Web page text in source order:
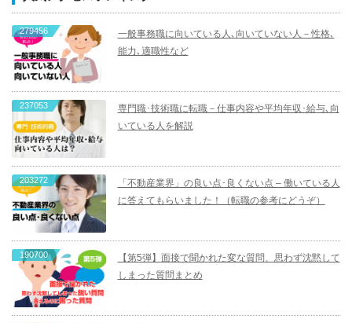
279456
一般事務職に向いている人､向いていない人－性格､
能力､適職性など
237053
専門職･技術職に転職－仕事内容や平均年収･給与､向
いている人を解説
203272
「不動産業界」の良い点･良くない点 – 働いている人
に答えてもらいました！（転職の参考にどうぞ）
190700
【第5弾】面接で聞かれた変な質問、思わず沈黙して
しまった質問まとめ